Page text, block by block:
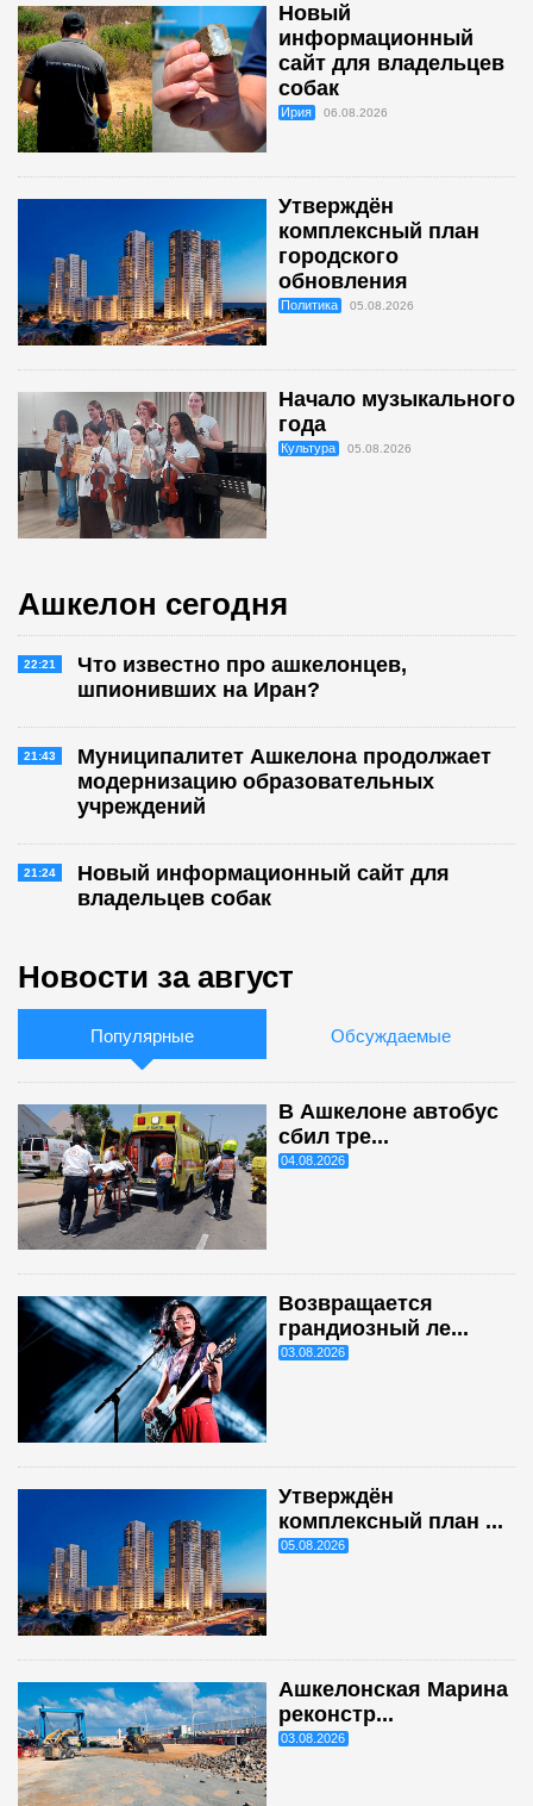
Новый
информационный
сайт для владельцев
собак
Ирия 06.08.2026
Утверждён
комплексный план
городского
обновления
Политика 05.08.2026
Начало музыкального
года
Культура 05.08.2026
Ашкелон сегодня
22:21
Что известно про ашкелонцев,
шпионивших на Иран?
21:43
Муниципалитет Ашкелона продолжает
модернизацию образовательных
учреждений
21:24
Новый информационный сайт для
владельцев собак
Новости за август
Популярные Обсуждаемые
В Ашкелоне автобус
сбил тре...
04.08.2026
Возвращается
грандиозный ле...
03.08.2026
Утверждён
комплексный план ...
05.08.2026
Ашкелонская Марина
реконстр...
03.08.2026